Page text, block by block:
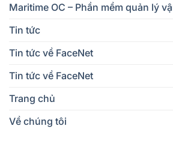
Maritime OC – Phần mềm quản lý
Tin tức
Tin tức về FaceNet
Tin tức về FaceNet
Trang chủ
Về chúng tôi